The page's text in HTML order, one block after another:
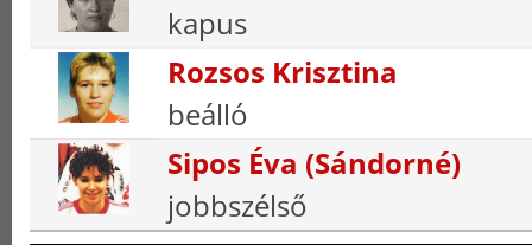
kapus
Rozsos Krisztina
beálló
Sipos Éva (Sándorné)
jobbszélső